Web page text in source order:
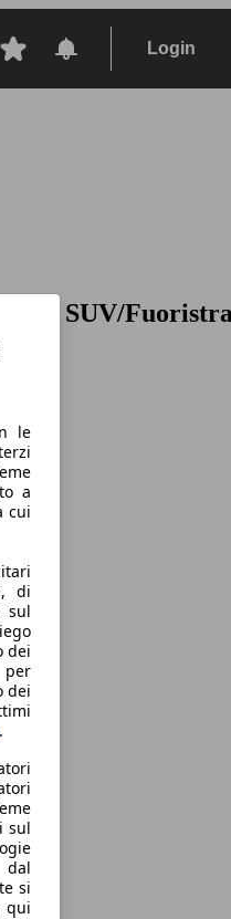
Login
SUV/
le
a
cui
di
sul
dei
dei
.
sul
dal
si
qui